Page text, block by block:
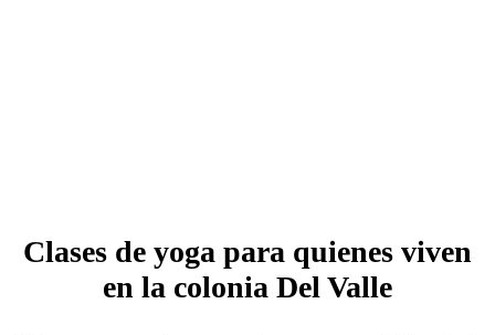
Clases de yoga para quienes viven
en la colonia Del Valle